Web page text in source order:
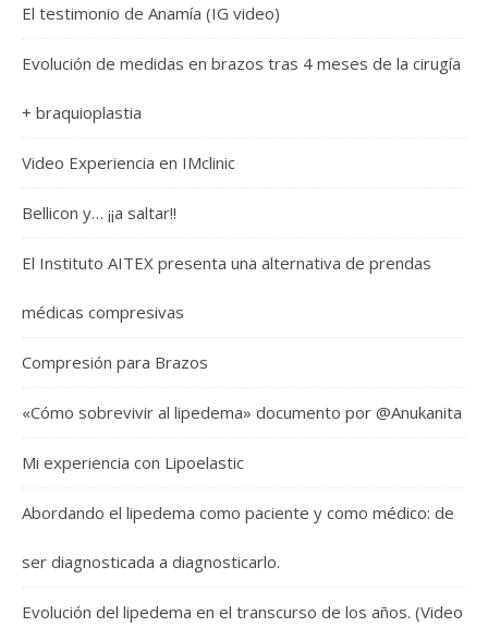
El testimonio de Anamía (IG video)
Evolución de medidas en brazos tras 4 meses de la cirugía
+ braquioplastia
Video Experiencia en IMclinic
Bellicon y… ¡¡a saltar!!
El Instituto AITEX presenta una alternativa de prendas
médicas compresivas
Compresión para Brazos
«Cómo sobrevivir al lipedema» documento por @Anukanita
Mi experiencia con Lipoelastic
Abordando el lipedema como paciente y como médico: de
ser diagnosticada a diagnosticarlo.
Evolución del lipedema en el transcurso de los años. (Video